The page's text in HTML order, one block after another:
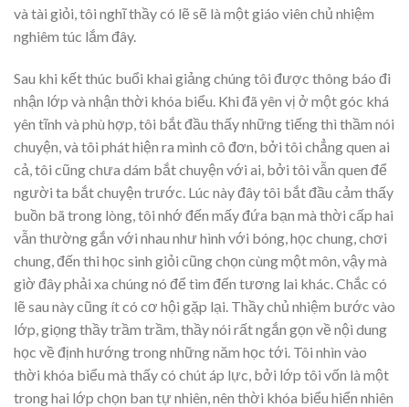
và tài giỏi, tôi nghĩ thầy có lẽ sẽ là một giáo viên chủ nhiệm
nghiêm túc lắm đây.
Sau khi kết thúc buổi khai giảng chúng tôi được thông báo đi
nhận lớp và nhận thời khóa biểu. Khi đã yên vị ở một góc khá
yên tĩnh và phù hợp, tôi bắt đầu thấy những tiếng thì thầm nói
chuyện, và tôi phát hiện ra mình cô đơn, bởi tôi chẳng quen ai
cả, tôi cũng chưa dám bắt chuyện với ai, bởi tôi vẫn quen để
người ta bắt chuyện trước. Lúc này đây tôi bắt đầu cảm thấy
buồn bã trong lòng, tôi nhớ đến mấy đứa bạn mà thời cấp hai
vẫn thường gắn với nhau như hình với bóng, học chung, chơi
chung, đến thi học sinh giỏi cũng chọn cùng một môn, vậy mà
giờ đây phải xa chúng nó để tìm đến tương lai khác. Chắc có
lẽ sau này cũng ít có cơ hội gặp lại. Thầy chủ nhiệm bước vào
lớp, giọng thầy trầm trầm, thầy nói rất ngắn gọn về nội dung
học về định hướng trong những năm học tới. Tôi nhìn vào
thời khóa biểu mà thấy có chút áp lực, bởi lớp tôi vốn là một
trong hai lớp chọn ban tự nhiên, nên thời khóa biểu hiển nhiên